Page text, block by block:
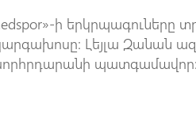
ի երկրպագուները
Լեյլա Զանան
պատգամավոր: